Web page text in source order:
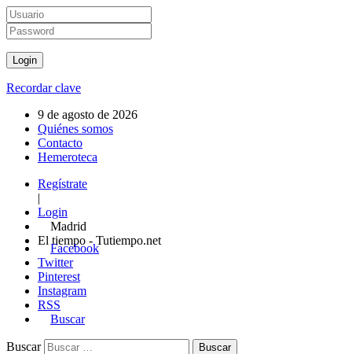
Recordar clave
9 de agosto de 2026
Quiénes somos
Contacto
Hemeroteca
Regístrate
|
Login
Madrid
El tiempo - Tutiempo.net
Facebook
Twitter
Pinterest
Instagram
RSS
Buscar
Buscar